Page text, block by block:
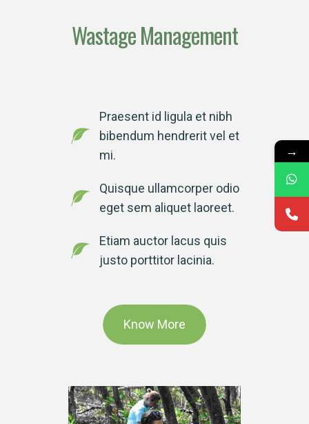
Wastage Management
Praesent id ligula et nibh
bibendum hendrerit vel et
mi.
Quisque ullamcorper odio
eget sem aliquet laoreet.
Etiam auctor lacus quis
justo porttitor lacinia.
Know More
→